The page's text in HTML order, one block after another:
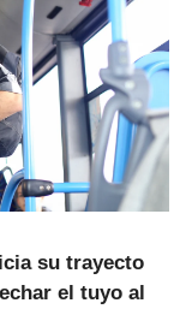
su trayecto
el tuyo al